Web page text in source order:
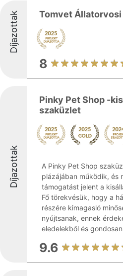
Díjazottak Tomvet Állatorvosi
8
Díjazottak
Pinky Pet Shop -
szaküzlet
A Pinky Pet Shop
plázájában működik, és
támogatást jelent a
Fő törekvésük, hogy a
részére kimagasló
nyújtsanak, ennek
eledelekből és
9.6